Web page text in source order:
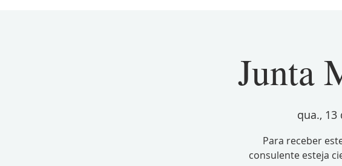
Junta
qua., 13
Para receber
consulente esteja